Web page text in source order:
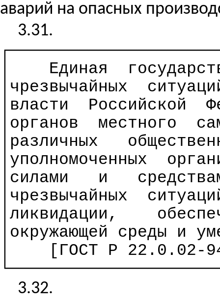
аварий на опасных
3.31.
Единая
│чрезвычайных
│власти
Российской
│органов
местного
│различных
│уполномоченных
│силами
и
│чрезвычайных
│ликвидации,
│окружающей среды и
[ГОСТ Р 22.0.02-
3.32.